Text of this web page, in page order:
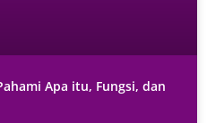
Apa itu, Fungsi, dan